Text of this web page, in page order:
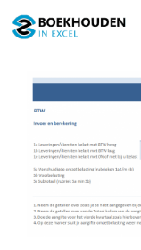
naar
inhoud